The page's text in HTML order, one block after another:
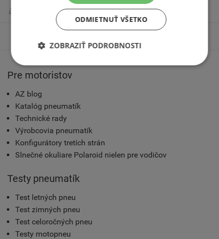
Motocyklové pneumatiky
Pre motoristov
AZ blog
Katalóg pneumatík
Technické rady
Výrobcovia pneumatík
Konfigurátory tretích strán
Slnečné okuliare Polaroid nielen pre vodičov
Testy pneumatík
Test letných pneu
Test zimných pneu
Test celoročných pneu
Testy motopneu
ODMIETNUŤ VŠETKO
ZOBRAZIŤ PODROBNOSTI